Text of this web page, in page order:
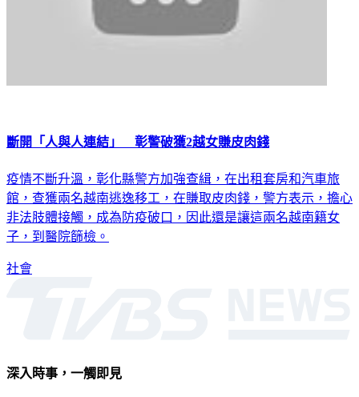
斷開「人與人連結」 彰警破獲2越女賺皮肉錢
疫情不斷升溫，彰化縣警方加強查緝，在出租套房和汽車旅
館，查獲兩名越南逃逸移工，在賺取皮肉錢，警方表示，擔心
非法肢體接觸，成為防疫破口，因此還是讓這兩名越南籍女
子，到醫院篩檢。
社會
深入時事，一觸即見